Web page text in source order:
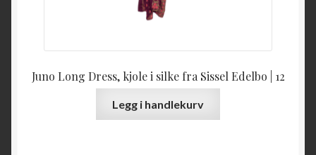
Juno Long Dress, kjole i silke fra Sissel Edelbo | 12
Legg i handlekurv